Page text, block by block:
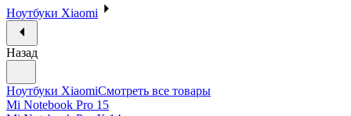
Ноутбуки Xiaomi
Назад
Ноутбуки XiaomiСмотреть все товары
Mi Notebook Pro 15